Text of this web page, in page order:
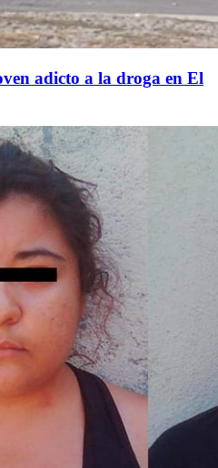
adicto a la droga en El